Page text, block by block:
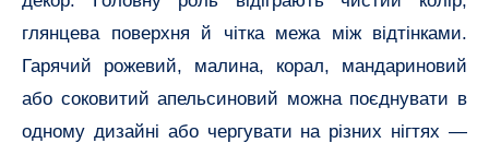
глянцева поверхня й чітка межа між відтінками.
Гарячий рожевий, малина, корал, мандариновий
або соковитий апельсиновий можна поєднувати в
одному дизайні або чергувати на різних нігтях —